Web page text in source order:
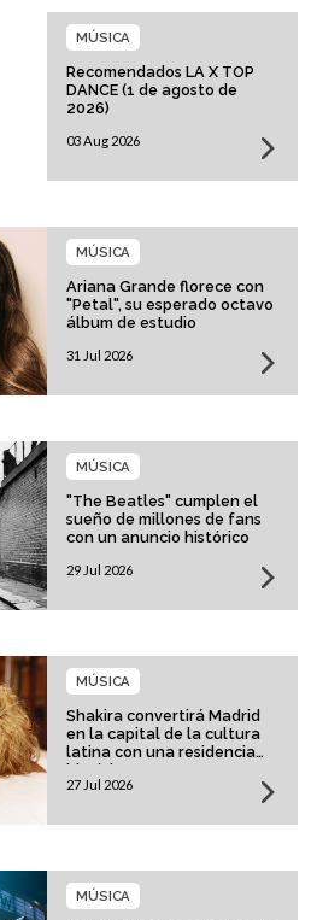
Recomendados LA X TOP
DANCE (1 de agosto de
2026)
MÚSICA
03 Aug 2026
Ariana Grande florece con
"Petal", su esperado octavo
álbum de estudio
MÚSICA
31 Jul 2026
"The Beatles" cumplen el
sueño de millones de fans
con un anuncio histórico
MÚSICA
29 Jul 2026
Shakira convertirá Madrid
en la capital de la cultura
latina con una residencia
histórica
MÚSICA
27 Jul 2026
MÚSICA